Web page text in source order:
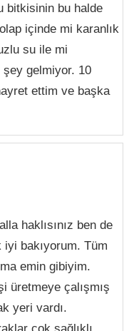
bitkisinin bu halde
içinde mi karanlık
su ile mi
şey gelmiyor. 10
ettim ve başka
haklısınız ben de
iyi bakıyorum. Tüm
emin gibiyim.
üretmeye çalışmış
yeri vardı.